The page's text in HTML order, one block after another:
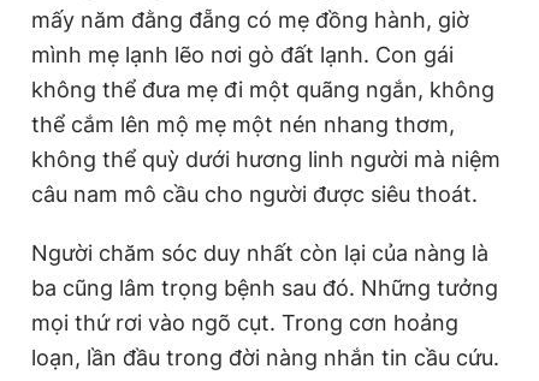
mấy năm đằng đẵng có mẹ đồng hành, giờ
mình mẹ lạnh lẽo nơi gò đất lạnh. Con gái
không thể đưa mẹ đi một quãng ngắn, không
thể cắm lên mộ mẹ một nén nhang thơm,
không thể quỳ dưới hương linh người mà niệm
câu nam mô cầu cho người được siêu thoát.
Người chăm sóc duy nhất còn lại của nàng là
ba cũng lâm trọng bệnh sau đó. Những tưởng
mọi thứ rơi vào ngõ cụt. Trong cơn hoảng
loạn, lần đầu trong đời nàng nhắn tin cầu cứu.